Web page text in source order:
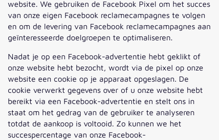
website. We gebruiken de Facebook Pixel om het succes
van onze eigen Facebook reclamecampagnes te volgen
en om de levering van Facebook reclamecampagnes aan
geïnteresseerde doelgroepen te optimaliseren.
Nadat je op een Facebook-advertentie hebt geklikt of
onze website hebt bezocht, wordt via de pixel op onze
website een cookie op je apparaat opgeslagen. De
cookie verwerkt gegevens over of u onze website hebt
bereikt via een Facebook-advertentie en stelt ons in
staat om het gedrag van de gebruiker te analyseren
totdat de aankoop is voltooid. Zo kunnen we het
succespercentage van onze Facebook-